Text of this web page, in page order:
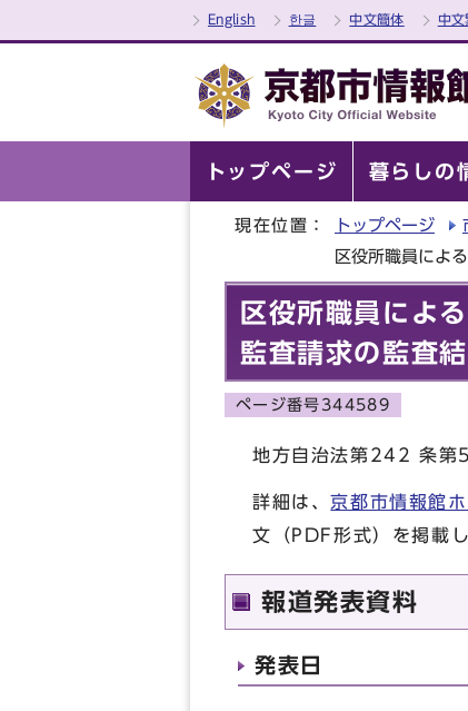
English 한글 中文簡体 中文
トップページ 暮らしの
現在位置： トップページ
区役所職員によ
区役所職員によ
監査請求の監査
ページ番号344589
地方自治法第242 条第5
詳細は、京都市情報館
文（PDF形式）を掲載
報道発表資料
発表日